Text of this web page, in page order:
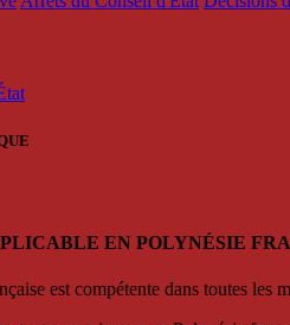
EN POLYNÉSIE
est compétente dans toutes les